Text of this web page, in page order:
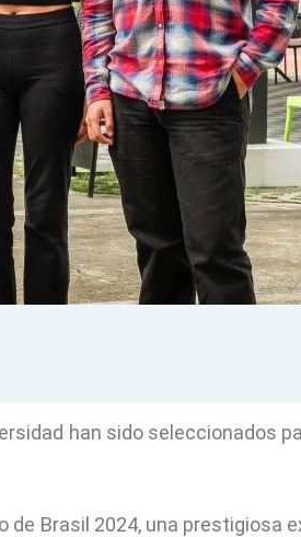
han sido seleccionados
Brasil 2024, una prestigiosa